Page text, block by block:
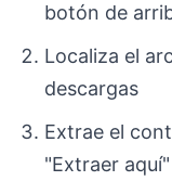
botón de
Localiza el
descargas
Extrae el
"Extraer